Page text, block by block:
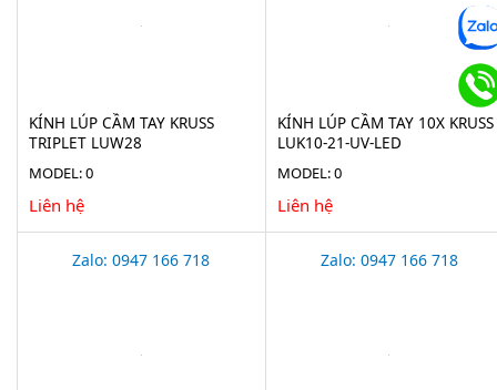
KÍNH LÚP CẦM TAY KRUSS
TRIPLET LUW28
MODEL: 0
Liên hệ
KÍNH LÚP CẦM TAY 10X KRUSS
LUK10-21-UV-LED
MODEL: 0
Liên hệ
Zalo: 0947 166 718 Zalo: 0947 166 718